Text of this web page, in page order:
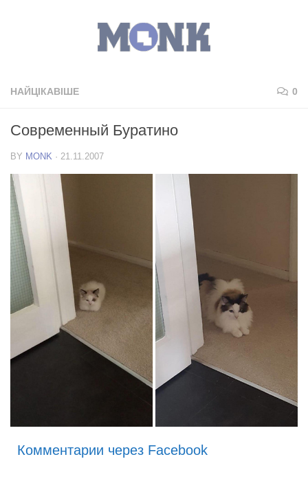
НАЙЦІКАВІШЕ 0
Современный Буратино
BY MONK · 21.11.2007
Комментарии через Facebook